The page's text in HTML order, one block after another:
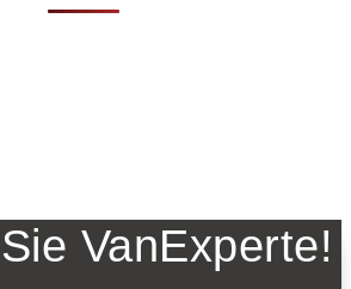
VanExperte!